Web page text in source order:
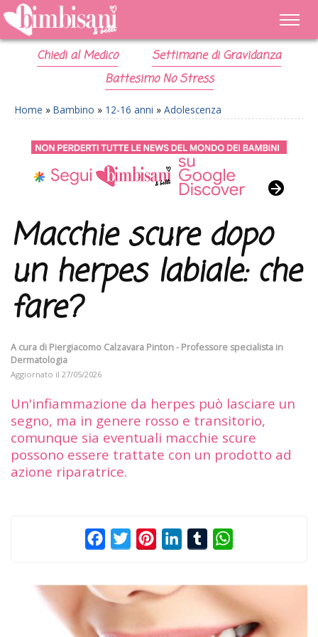
Chiedi al Medico
Settimane di Gravidanza
Battesimo No Stress
Home » Bambino » 12-16 anni » Adolescenza
Macchie scure dopo
un herpes labiale: che
fare?
A cura di Piergiacomo Calzavara Pinton - Professore specialista in
Dermatologia
Aggiornato il 27/05/2026
Un'infiammazione da herpes può lasciare un
segno, ma in genere rosso e transitorio,
comunque sia eventuali macchie scure
possono essere trattate con un prodotto ad
azione riparatrice.
FacebookTwitterPinterestLinkedInTumblr